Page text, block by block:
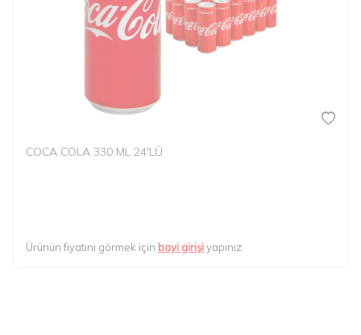
COCA COLA 330 ML 24'LÜ
Ürünün fiyatını görmek için bayi girişiyapınız